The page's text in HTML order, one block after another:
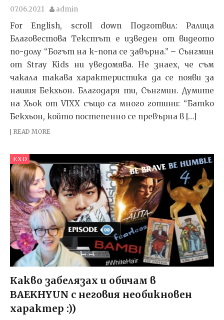
07.06.2021 admin
For English, scroll down Подготвил: Ралица
Благовестова Текстът e изведен от видеото
по-долу “Богът на к-попа се завърна.” – Сънгмин
от Stray Kids ни уведомява. Не знаех, че съм
чакала такава характеристика да се появи за
нашия Бекхьон. Благодаря ти, Сънгмин. Думите
на Хьок от VIXX също са много готини: “Батко
Бекхьон, който постепенно се превърна в […]
READ MORE
EXO
Какво забелязах и обичам в
BAEKHYUN с неговия необикновен
характер :))